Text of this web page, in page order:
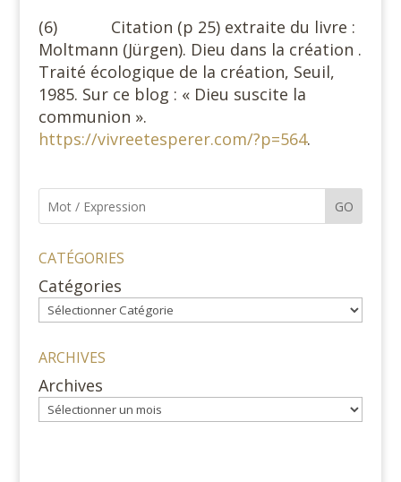
(6) Citation (p 25) extraite du livre :
Moltmann (Jürgen). Dieu dans la création .
Traité écologique de la création, Seuil,
1985. Sur ce blog : « Dieu suscite la
communion ».
https://vivreetesperer.com/?p=564.
GO
CATÉGORIES
Catégories
ARCHIVES
Archives